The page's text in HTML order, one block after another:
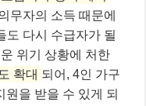
무자의 소득 때문에
도 다시 수급자가 될
위기 상황에 처한
확대 되어, 4인 가구
을 받을 수 있게 되